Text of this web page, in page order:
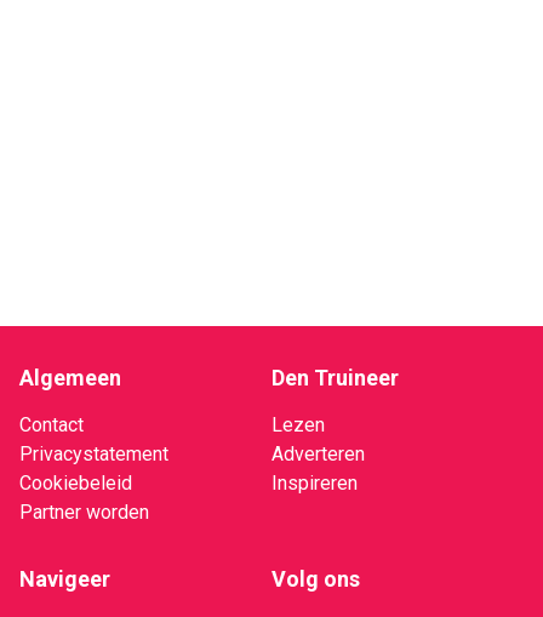
Algemeen
Contact
Privacystatement
Cookiebeleid
Partner worden
Den Truineer
Lezen
Adverteren
Inspireren
Navigeer Volg ons